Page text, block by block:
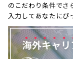
のこだわり条件でさ
入力してあなたにぴ